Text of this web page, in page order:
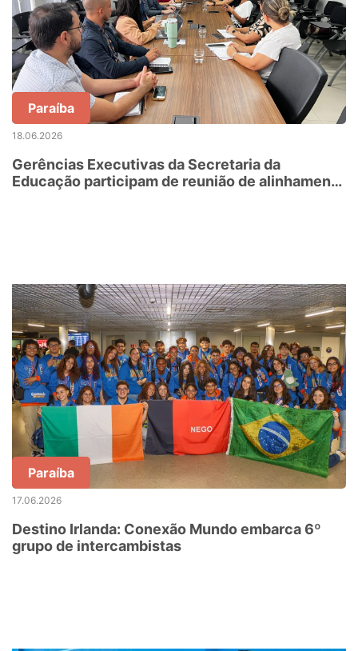
Paraíba
18.06.2026
Gerências Executivas da Secretaria da
Educação participam de reunião de alinhamento
Paraíba
17.06.2026
Destino Irlanda: Conexão Mundo embarca 6º
grupo de intercambistas